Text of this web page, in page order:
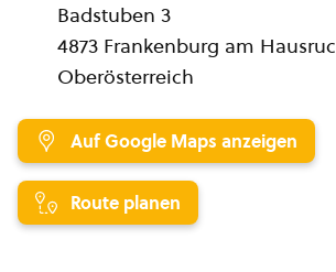
Badstuben 3
4873 Frankenburg am
Oberösterreich
Auf Google Maps anzeigen
Route planen